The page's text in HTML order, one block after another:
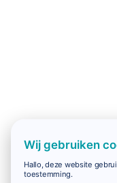
Wij gebruiken
Hallo, deze website
toestemming.